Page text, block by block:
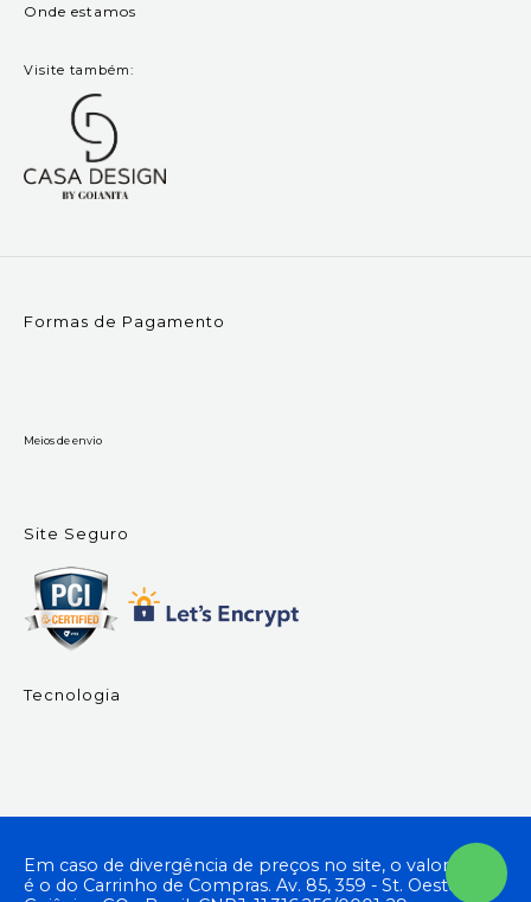
Onde estamos
Visite também:
Formas de Pagamento
Meios de envio
Site Seguro
Tecnologia
Em caso de divergência de preços no site, o valor válido
é o do Carrinho de Compras. Av. 85, 359 - St. Oeste,